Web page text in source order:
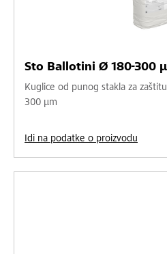
Sto Ballotini Ø 180-300
Kuglice od punog stakla za
300 µm
Idi na podatke o proizvodu